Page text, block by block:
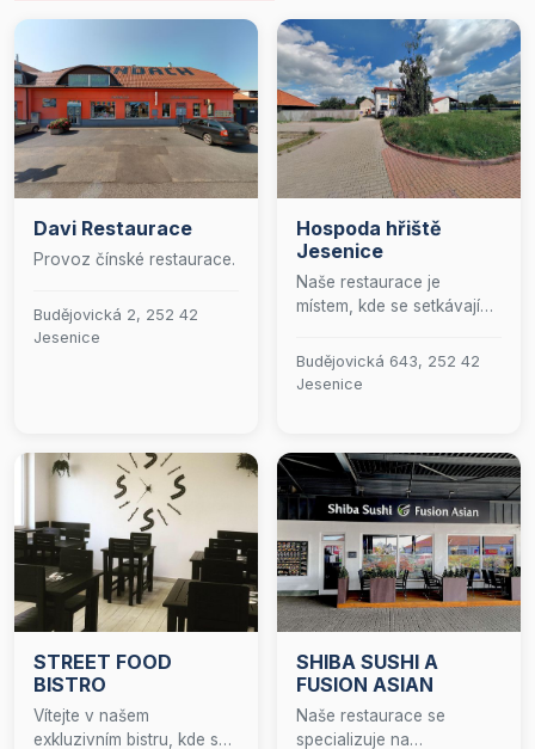
Davi Restaurace
Provoz čínské restaurace.
Budějovická 2, 252 42
Jesenice
Hospoda hřiště
Jesenice
Naše restaurace je
místem, kde se setkávají
pestrou paletu teplých i
studených jídel, která
srdečně zveme k
posezení na naší útulné
venkovní zahrádce, kde si
můžete vychutnat skvělá
jídla pod širým nebem.
Přijďte k nám zažít
nezapomenutelné chvíle s
rodinou a přáteli v
Budějovická 643, 252 42
Jesenice
STREET FOOD
BISTRO
Vítejte v našem
exkluzivním bistru, kde se
SHIBA SUSHI A
FUSION ASIAN
Naše restaurace se
specializuje na